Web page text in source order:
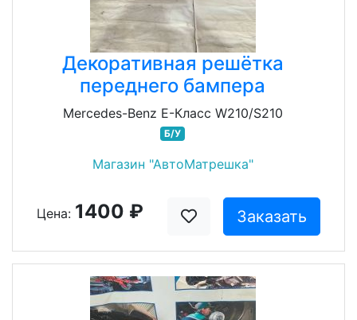
Декоративная решётка
переднего бампера
Mercedes-Benz E-Класс W210/S210
Б/У
Магазин "АвтоМатрешка"
Цена: 1400 ₽ Заказать